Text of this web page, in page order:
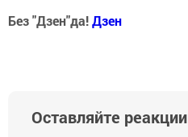
Без "Дзен"да!Дзен
Оставляйте реакции